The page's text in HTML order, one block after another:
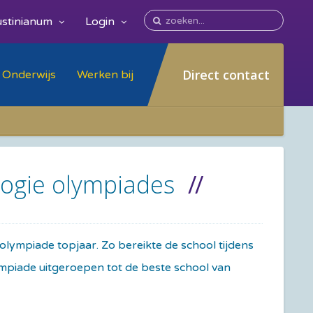
Login
Onderwijs Werken bij Direct contact
olympiades
topjaar. Zo bereikte de school tijdens
uitgeroepen tot de beste school van